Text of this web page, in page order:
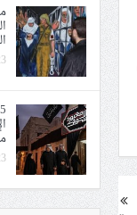
23
23